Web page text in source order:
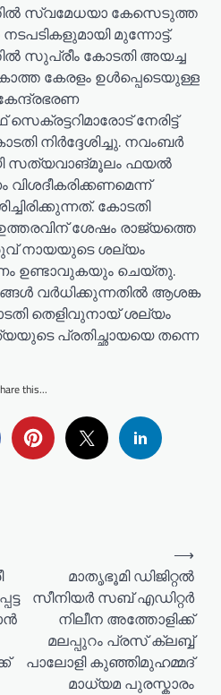
സ്വമേധയാ കേസെടുത്ത
മുന്നോട്ട്.
സുപ്രീം കോടതി അയച്ച
കേരളം ഉൾപ്പെടെയുള്ള
നേരിട്ട്
നിർദ്ദേശിച്ചു. നവംബർ
സത്യവാങ്മൂലം ഫയൽ
കോടതി
ശേഷം രാജ്യത്തെ
നായയുടെ ശല്യം
ഉണ്ടാവുകയും ചെയ്തു.
വർധിക്കുന്നതിൽ ആശങ്ക
തെളിവുനായ് ശല്യം
പ്രതിച്ഛായയെ തന്നെ
this...
മാതൃഭൂമി ഡിജിറ്റൽ
സീനിയർ സബ് എഡിറ്റർ
നിലീന അത്തോളിക്ക്
മലപ്പുറം പ്രസ് ക്ലബ്ബ്
പാലോളി കുഞ്ഞിമുഹമ്മദ്
മാധ്യമ പുരസ്കാരം
⟶